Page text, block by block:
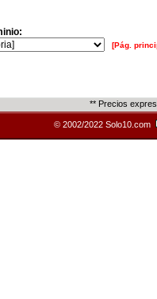
[Pág.
** Precios
© 2002/2022 Solo10.com